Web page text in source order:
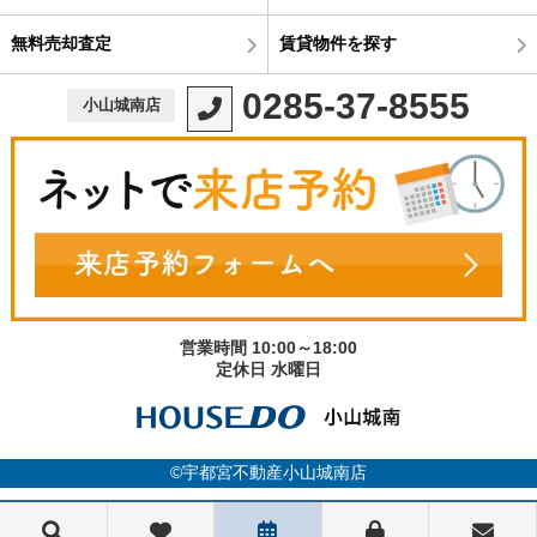
無料売却査定 賃貸物件を探す
小山城南店 0285-37-8555
営業時間 10:00～18:00
定休日 水曜日
©宇都宮不動産小山城南店